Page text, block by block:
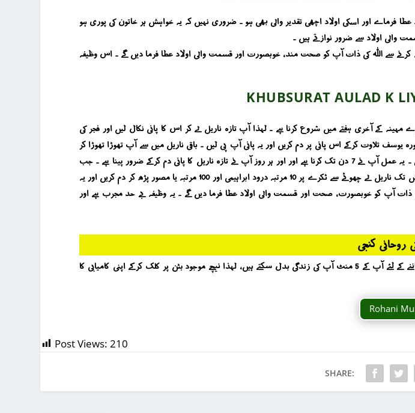
فرماے اور اسکی اولاد اچھی تقدیر والی بھی ہو ۔ ضروری نہیں کہ یہ خواہش ہر خاتون کی پوری ہو
والی اولاد سے ضرور نوازتے ہیں ۔
کو جیسے بتایا گیا ہے آپ نے اسی طرح کرنا ہے ۔ انشاء اللہ 7 دن یہ وظیفہ کرنے سے اللہ کی ذات آپ کو صحت مند ، خوبصورت اور قسمت والی اولاد عطا فرما دیں گے ۔ اس وظیفہ
KHUBSURAT AULAD K
کے آخری ہفتے میں شروع کرنا ہے ۔ لہذا آپ تازہ ناریل لے کر اس کا پانی نکال لیں اور فجر کی
میں آپ ایک مرتبہ سورہ یوسف تلاوت کرکے اس پانی پر دم کریں اور یہ پانی آپ پی لیں ۔ باقی ناریل میں سے آپ تھوڑا تھوڑا کر
کے جتنا ناریل کھا سکتے ہیں شام تک کھا لیں اور ناریل کے ساتھ گائے کا دودھ بھی استعمال کریں ۔ یہ عمل آپ نے 7 دن تک کرنا ہے اور اور ہر روز آپ نے تازہ ناریل کا پانی دم کرکے ضرور پینا ہے ۔ جب
7 دن پورے ہو جائیں تو آپ کا وظیفہ مکمل ہو جاے گا اور 7 دن کے بعد آپ روزانہ بچے کی پیدائش تک ناریل لے چھوٹے سے ٹکرے پر 10 مرتبہ درود ابراہیمی اور 100 مرتبہ یا مصور پڑھ کر دم کریں اور یہ
کی ذات آپ کو خوبصورت ، صحت اور قسمت والی اولاد عطا فرما دیں گے ۔ یہ وظیفہ بے حد مجرب ہے اور
روحانی کنجی
آپ کو کامیابی کیسے حاصل ہوگی ؟ یہ بات روحانیت جانتی ہے ، اور روحانیت سے پریشانی کا حل جاننے کے لئے آپ کے 5 منٹ آپ کی زندگی بدل سکتے ہیں ، لہذا نیچے موجود بٹن پر کلک کرکے اپنی کامیابی کا
Rohani
Post Views: 210
SHARE: